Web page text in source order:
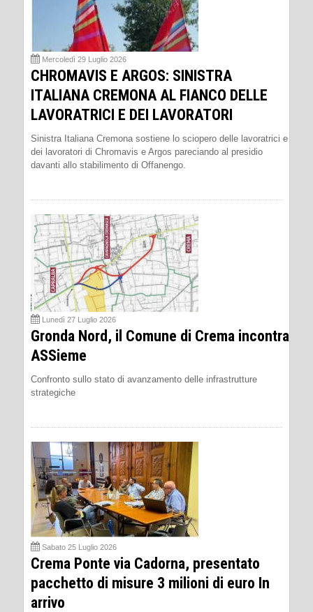
Mercoledì 29 Luglio 2026
CHROMAVIS E ARGOS: SINISTRA
ITALIANA CREMONA AL FIANCO DELLE
LAVORATRICI E DEI LAVORATORI
Sinistra Italiana Cremona sostiene lo sciopero delle lavoratrici e
dei lavoratori di Chromavis e Argos pareciando al presidio
davanti allo stabilimento di Offanengo.
Lunedì 27 Luglio 2026
Gronda Nord, il Comune di Crema incontra
ASSieme
Confronto sullo stato di avanzamento delle infrastrutture
strategiche
Sabato 25 Luglio 2026
Crema Ponte via Cadorna, presentato
pacchetto di misure 3 milioni di euro In
arrivo